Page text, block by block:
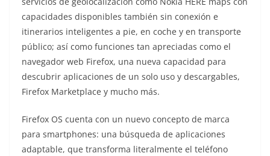
capacidades disponibles también sin conexión e
itinerarios inteligentes a pie, en coche y en transporte
público; así como funciones tan apreciadas como el
navegador web Firefox, una nueva capacidad para
descubrir aplicaciones de un solo uso y descargables,
Firefox Marketplace y mucho más.
Firefox OS cuenta con un nuevo concepto de marca
para smartphones: una búsqueda de aplicaciones
adaptable, que transforma literalmente el teléfono